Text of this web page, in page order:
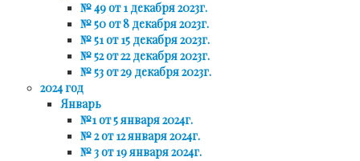
№ 49 от 1 декабря 2023г.
№ 50 от 8 декабря 2023г.
№ 51 от 15 декабря 2023г.
№ 52 от 22 декабря 2023г.
№ 53 от 29 декабря 2023г.
2024 год
Январь
№1 от 5 января 2024г.
№ 2 от 12 января 2024г.
№ 3 от 19 января 2024г.